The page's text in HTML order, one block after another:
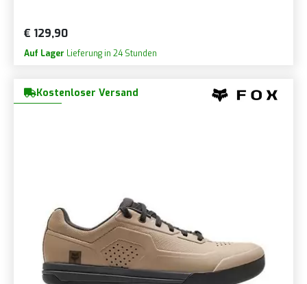
€ 129,90
Auf Lager Lieferung in 24 Stunden
Kostenloser Versand